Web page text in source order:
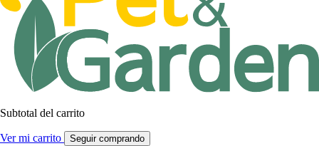
Subtotal del carrito
Ver mi carrito Seguir comprando